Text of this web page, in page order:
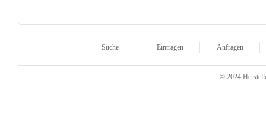
Suche Eintragen Anfragen
© 2024